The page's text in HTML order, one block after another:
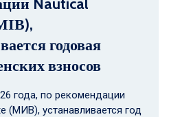
Nautical
годовая
взносов
года, по рекомендации
(МИВ), устанавливается год